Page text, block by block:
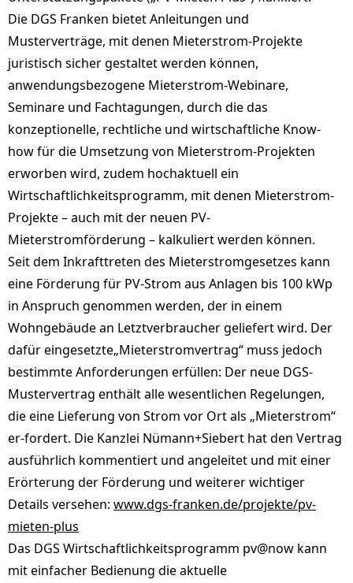
Die DGS Franken bietet Anleitungen und
Musterverträge, mit denen Mieterstrom-Projekte
juristisch sicher gestaltet werden können,
anwendungsbezogene Mieterstrom-Webinare,
Seminare und Fachtagungen, durch die das
konzeptionelle, rechtliche und wirtschaftliche Know-
how für die Umsetzung von Mieterstrom-Projekten
erworben wird, zudem hochaktuell ein
Wirtschaftlichkeitsprogramm, mit denen Mieterstrom-
Projekte – auch mit der neuen PV-
Mieterstromförderung – kalkuliert werden können.
Seit dem Inkrafttreten des Mieterstromgesetzes kann
eine Förderung für PV-Strom aus Anlagen bis 100 kWp
in Anspruch genommen werden, der in einem
Wohngebäude an Letztverbraucher geliefert wird. Der
dafür eingesetzte„Mieterstromvertrag“ muss jedoch
bestimmte Anforderungen erfüllen: Der neue DGS-
Mustervertrag enthält alle wesentlichen Regelungen,
die eine Lieferung von Strom vor Ort als „Mieterstrom“
er-fordert. Die Kanzlei Nümann+Siebert hat den Vertrag
ausführlich kommentiert und angeleitet und mit einer
Erörterung der Förderung und weiterer wichtiger
Details versehen: www.dgs-franken.de/projekte/pv-
mieten-plus
Das DGS Wirtschaftlichkeitsprogramm pv@now kann
mit einfacher Bedienung die aktuelle